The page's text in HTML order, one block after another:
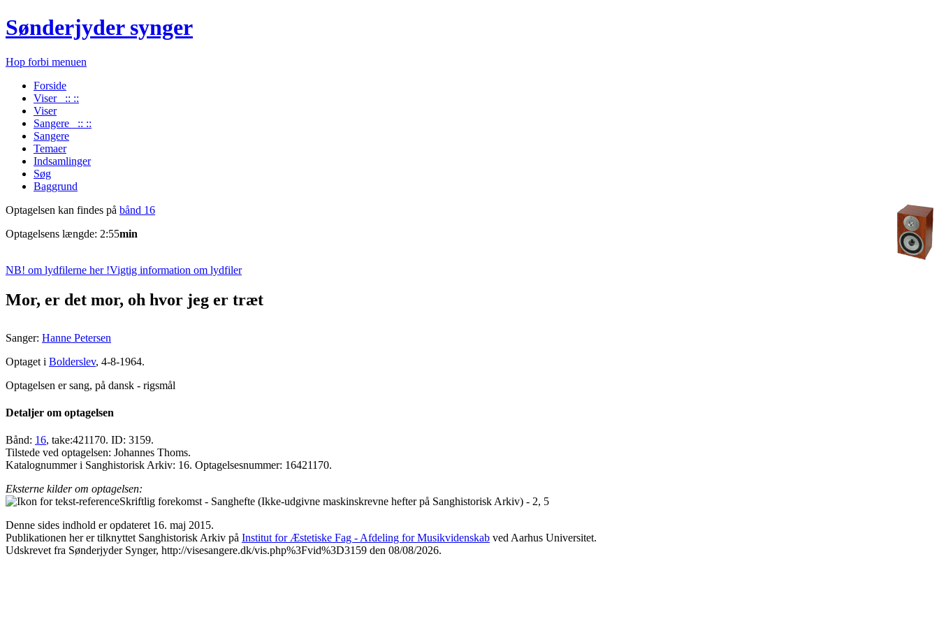
Sønderjyder synger
Hop forbi menuen
Forside
Viser :: ::
Viser
Sangere :: ::
Sangere
Temaer
Indsamlinger
Søg
Baggrund
Optagelsen kan findes på bånd 16
Optagelsens længde: 2:55min
NB! om lydfilerne her !Vigtig information om lydfiler
Mor, er det mor, oh hvor jeg er træt
Sanger: Hanne Petersen
Optaget i Bolderslev, 4-8-1964.
Optagelsen er sang, på dansk - rigsmål
Detaljer om optagelsen
Bånd: 16, take:421170. ID: 3159.
Tilstede ved optagelsen: Johannes Thoms.
Katalognummer i Sanghistorisk Arkiv: 16. Optagelsesnummer: 16421170.
Eksterne kilder om optagelsen:
Skriftlig forekomst - Sanghefte (Ikke-udgivne maskinskrevne hefter på Sanghistorisk Arkiv) - 2, 5
Denne sides indhold er opdateret 16. maj 2015.
Publikationen her er tilknyttet Sanghistorisk Arkiv på Institut for Æstetiske Fag - Afdeling for Musikvidenskab ved Aarhus Universitet.
Udskrevet fra Sønderjyder Synger, http://visesangere.dk/vis.php%3Fvid%3D3159 den 08/08/2026.